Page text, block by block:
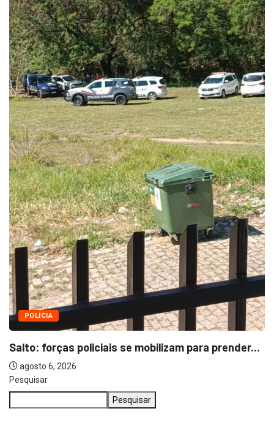
SAÚDE
Multivacinação de Salto vai até 31 de...
agosto 5, 2026
Pesquisar
Pesquisar